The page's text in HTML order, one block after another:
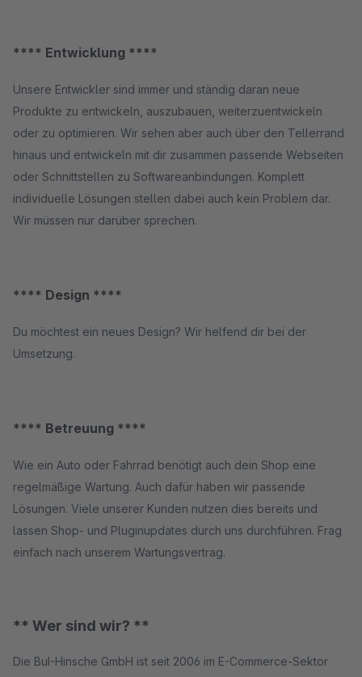
**** Entwicklung ****
Unsere Entwickler sind immer und ständig daran neue
Produkte zu entwickeln, auszubauen, weiterzuentwickeln
oder zu optimieren. Wir sehen aber auch über den Tellerrand
hinaus und entwickeln mit dir zusammen passende Webseiten
oder Schnittstellen zu Softwareanbindungen. Komplett
individuelle Lösungen stellen dabei auch kein Problem dar.
Wir müssen nur darüber sprechen.
**** Design ****
Du möchtest ein neues Design? Wir helfend dir bei der
Umsetzung.
**** Betreuung ****
Wie ein Auto oder Fahrrad benötigt auch dein Shop eine
regelmäßige Wartung. Auch dafür haben wir passende
Lösungen. Viele unserer Kunden nutzen dies bereits und
lassen Shop- und Pluginupdates durch uns durchführen. Frag
einfach nach unserem Wartungsvertrag.
** Wer sind wir? **
Die BuI-Hinsche GmbH ist seit 2006 im E-Commerce-Sektor